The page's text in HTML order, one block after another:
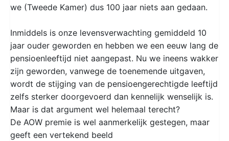
we (Tweede Kamer) dus 100 jaar niets aan gedaan.
Inmiddels is onze levensverwachting gemiddeld 10
jaar ouder geworden en hebben we een eeuw lang de
pensioenleeftijd niet aangepast. Nu we ineens wakker
zijn geworden, vanwege de toenemende uitgaven,
wordt de stijging van de pensioengerechtigde leeftijd
zelfs sterker doorgevoerd dan kennelijk wenselijk is.
Maar is dat argument wel helemaal terecht?
De AOW premie is wel aanmerkelijk gestegen, maar
geeft een vertekend beeld